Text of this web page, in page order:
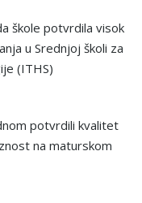
škole potvrdila visok
u Srednjoj školi za
(ITHS)
potvrdili kvalitet
na maturskom